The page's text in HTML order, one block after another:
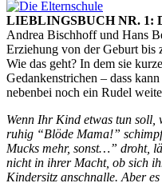
LIEBLINGSBUCH NR. 1:
Andrea Bischhoff und Hans
Erziehung von der Geburt bis
Wie das geht? In dem sie
Gedankenstrichen – dass
nebenbei noch ein Rudel
Wenn Ihr Kind etwas tun soll,
ruhig “Blöde Mama!”
Mucks mehr, sonst…” droht,
nicht in ihrer Macht, ob sich
Kindersitz anschnalle. Aber